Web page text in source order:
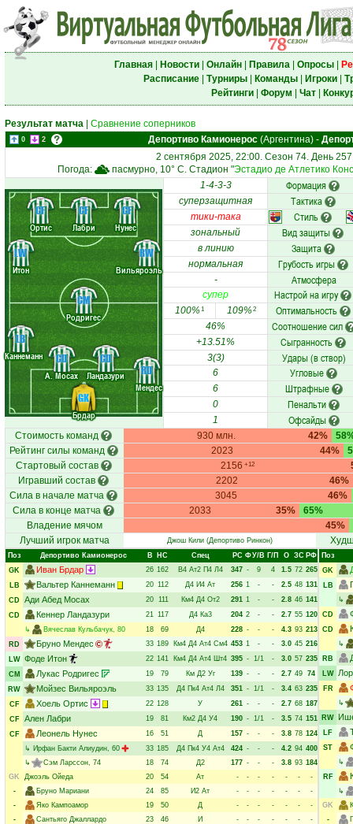
Главная| Новости| Онлайн| Правила| Опросы|
Расписание| Турниры| Команды| Игроки|
Рейтинги| Форум Чат|
Результат матча Сравнение соперников
0 2 Депортиво Камионерос (Аргентина) -
2 сентября 2025, 22:00. Сезон 74. День
Погода:
пасмурно, 10° C. Стадион "Эстадио де Атлетико
Брдар
Каннеманн
А. Мосах
Ландазури
Мендес
Итон
Родригес
Вильяроэль
Ортис Лабри Нунес
GK
LB
CD
CD
RD
LW
CM
RW
CF CF CF
1-4-3-3 Формация
суперзащитная Тактика
тики-така Стиль
зональный Вид защиты
в линию Защита
нормальная Грубость игры
- Атмосфера
супер Настрой на игру
100%1 109%2 Оптимальность
46% Соотношение сил
+13.51% Сыгранность
3(3) Удары (в створ)
6 Угловые
6 Штрафные
0 Пенальти
1 Офсайды
Стоимость команд 930 млн. 42%
Рейтинг силы команд
2023 44%
Стартовый состав
2156 +12
Игравший состав
2202
46%
Сила в начале матча
3045
46%
Сила в конце матча
2033 35%
65%
Владение мячом
45%
Лучший игрок матча
Джош Кили (Депортиво Ринкон)
Поз Депортиво Камионерос В НC Спец РC ФУ/В Г/П О ЗС РФ
GK
Иван Брдар 26 162 В4 Ат2 П4 Л4 347 - 9 4 1.5 72 265
LB
Вальтер Каннеманн 20 112 Д4 И4 Ат 256 1 - - 2.5 48 131
CD Ади Абед Мосах 20 111 Км4 Д4 От2 291 1 - - 2.8 46 141
CD
Кеннер Ландазури 21 117 Д4 Ка3 204 2 - - 2.7 55 120
↳
Вячеслав Кульбачук, 80 18 69 Д4 228 - - - 4.3 93 213
RD
Бруно Мендес 33 189 Км4 Д4 Ат4 См4 453 1 - - 3.0 45 216
LW Фоде Итон 22 141 Км4 Д4 Ат4 Шт4 395 - 1/1 - 3.0 57 235
CM
Лукас Родригес 19 79 Км Д2 Уг 139 - - - 2.7 49 74
RW
Мойзес Вильяроэль 33 135 Д4 Пк4 Ат4 Л4 351 - 1/1 - 3.4 63 235
CF
Хоель Ортис 22 128 У 261 - - - 2.7 68 187
CF
Ален Лабри 19 81 Км2 Д4 У4 190 - 1/1 - 3.5 74 151
CF
Леонель Нунес 16 51 Д 157 - - - 3.8 78 124
↳ Ирфан Бакти Алиудин, 60 33 185 Д4 Пк4 У4 Ат4 424 - - - 4.2 94 400
↳
Сэм Ларссон, 74 18 74 Д2 177 - - - 3.8 93 184
GK
Джоэль Ойеда 20 54 Ат - - - - - -
-
-
Бруно Мариани 24 85 И2 Ат - - - - - -
-
-
Яко Кампоамор 19 50 Д - - - - - -
-
-
Сантьяго Джаллардо 23 46 И - - - - - -
-
Поз
GK
LB
↳
CD
CD
↳
RB
LW
FR
↳
RW
LF
ST
↳
RF
↳
GK
-